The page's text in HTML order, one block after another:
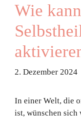
Wie
2. Dezember 2024
In einer Welt, die
ist, wünschen sich